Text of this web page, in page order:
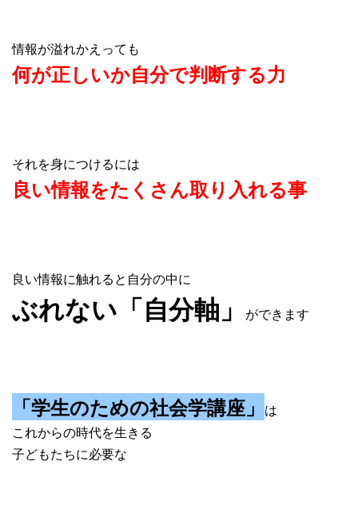
情報が溢れかえっても
何が正しいか自分で判断する力
それを身につけるには
良い情報をたくさん取り入れる事
良い情報に触れると自分の中に
ぶれない「自分軸」 ができます
「学生のための社会学講座」
は
これからの時代を生きる
子どもたちに必要な